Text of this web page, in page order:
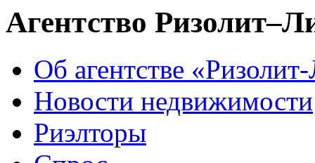
Агентство
Об агентстве
Новости недвижимости
Риэлторы